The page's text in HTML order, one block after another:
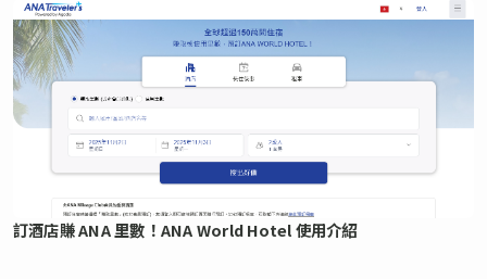
訂酒店賺 ANA 里數！ANA World Hotel 使用介紹